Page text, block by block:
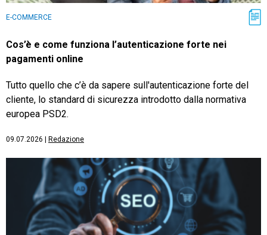
E-COMMERCE
Cos’è e come funziona l’autenticazione forte nei
pagamenti online
Tutto quello che c’è da sapere sull'autenticazione forte del
cliente, lo standard di sicurezza introdotto dalla normativa
europea PSD2.
09.07.2026 Redazione